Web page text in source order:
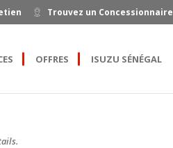
Trouvez un Concessionnaire
OFFRES ISUZU SÉNÉGAL